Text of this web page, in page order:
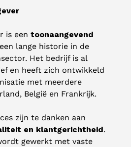
is een toonaangevend
lange historie in de
Het bedrijf is al
en heeft zich ontwikkeld
met meerdere
België en Frankrijk.
zijn te danken aan
en klantgerichtheid.
gewerkt met vaste